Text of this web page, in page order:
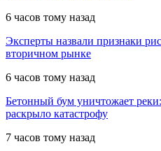
6 часов тому назад
Эксперты назвали признаки
вторичном рынке
6 часов тому назад
Бетонный бум уничтожает
раскрыло катастрофу
7 часов тому назад